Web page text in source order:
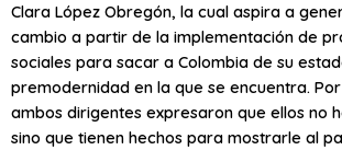
Clara López Obregón, la cual aspira a
cambio a partir de la implementación de
sociales para sacar a Colombia de su
premodernidad en la que se encuentra.
ambos dirigentes expresaron que ellos no
sino que tienen hechos para mostrarle al